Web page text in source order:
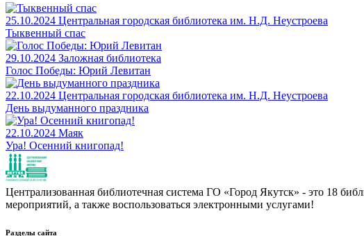
25.10.2024 Центральная городская библиотека им. Н.Д. Неустроева
Тыквенный спас
29.10.2024 Заложная библиотека
Голос Победы: Юрий Левитан
22.10.2024 Центральная городская библиотека им. Н.Д. Неустроева
День выдуманного праздника
22.10.2024 Маяк
Ура! Осенний книгопад!
Централизованная библиотечная система ГО «Город Якутск» - это 18
мероприятий, а также воспользоваться электронными услугами!
Разделы сайта